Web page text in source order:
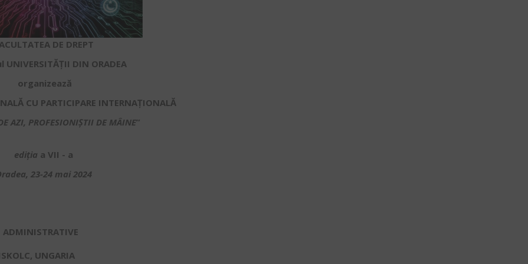
DE DREPT
DIN ORADEA
organizează
CU PARTICIPARE INTERNAȚIONALĂ
AZI, PROFESIONIȘTII DE MÂINE”
ediția a VII - a
23-24 mai 2024
ADMINISTRATIVE
UNGARIA